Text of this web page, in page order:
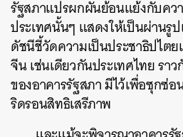
รัฐสภาแปรผกผันย้อนแย้งกับคว
ประเทศนั้นๆ แสดงให้เป็นผ่านรู
ดัชนีชี้วัดความเป็นประชาธิปไต
จีน เช่นเดียวกันประเทศไทย รา
ของอาคารรัฐสภา มีไว้เพื่อซุกซ่
ริดรอนสิทธิเสรีภาพ